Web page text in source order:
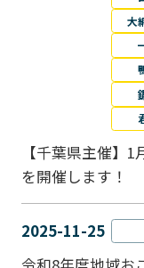
大
【千葉県主催】
を開催します！
2025-11-25